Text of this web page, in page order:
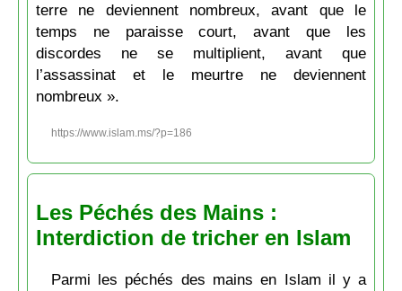
terre ne deviennent nombreux, avant que le
temps ne paraisse court, avant que les
discordes ne se multiplient, avant que
l’assassinat et le meurtre ne deviennent
nombreux ».
https://www.islam.ms/?p=186
Les Péchés des Mains :
Interdiction de tricher en Islam
Parmi les péchés des mains en Islam il y a